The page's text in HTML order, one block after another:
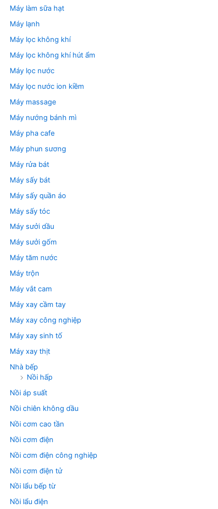
Máy làm sữa hạt
Máy lạnh
Máy lọc không khí
Máy lọc không khí hút ẩm
Máy lọc nước
Máy lọc nước ion kiềm
Máy massage
Máy nướng bánh mì
Máy pha cafe
Máy phun sương
Máy rửa bát
Máy sấy bát
Máy sấy quần áo
Máy sấy tóc
Máy sưởi dầu
Máy sưởi gốm
Máy tăm nước
Máy trộn
Máy vắt cam
Máy xay cầm tay
Máy xay công nghiệp
Máy xay sinh tố
Máy xay thịt
Nhà bếp
Nồi hấp
Nồi áp suất
Nồi chiên không dầu
Nồi cơm cao tần
Nồi cơm điện
Nồi cơm điện công nghiệp
Nồi cơm điện tử
Nồi lẩu bếp từ
Nồi lẩu điện